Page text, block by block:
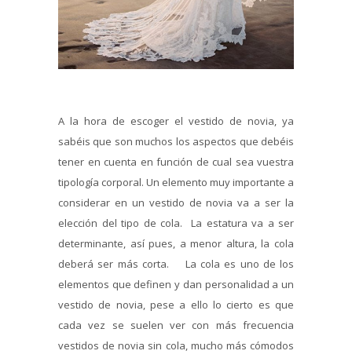
A la hora de escoger el vestido de novia, ya
sabéis que son muchos los aspectos que debéis
tener en cuenta en función de cual sea vuestra
tipología corporal. Un elemento muy importante a
considerar en un vestido de novia va a ser la
elección del tipo de cola. La estatura va a ser
determinante, así pues, a menor altura, la cola
deberá ser más corta. La cola es uno de los
elementos que definen y dan personalidad a un
vestido de novia, pese a ello lo cierto es que
cada vez se suelen ver con más frecuencia
vestidos de novia sin cola, mucho más cómodos